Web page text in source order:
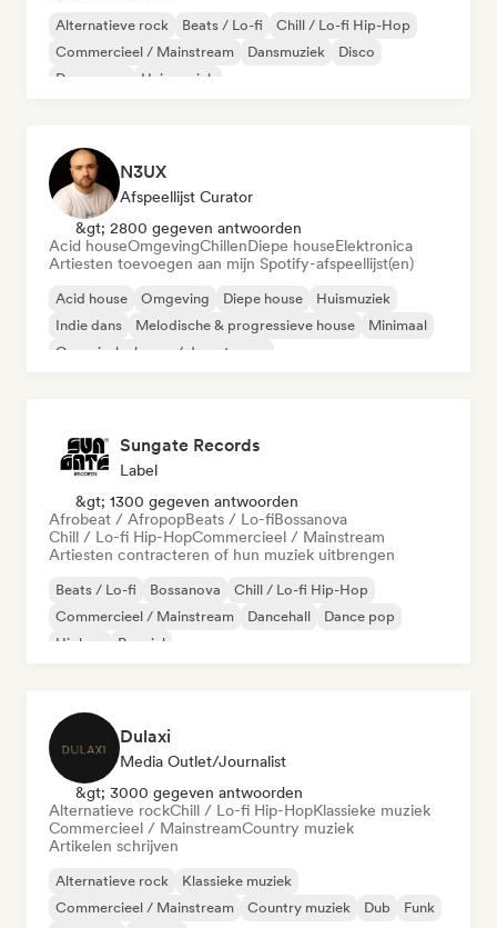
Alternatieve rock Beats / Lo-fi
Chill / Lo-fi Hip-Hop
Commercieel / Mainstream
Dansmuziek
Disco
Droompop
Huismuziek
N3UX
Afspeellijst Curator
&gt; 2800 gegeven antwoorden
Acid houseOmgevingChillenDiepe houseElektronica
Artiesten toevoegen aan mijn Spotify-afspeellijst(en)
Acid house Omgeving Diepe house
Huismuziek
Indie dans
Melodische & progressieve house
Minimaal
Organische house / downtempo
Sungate Records
Label
&gt; 1300 gegeven antwoorden
Afrobeat / AfropopBeats / Lo-fiBossanova
Chill / Lo-fi Hip-HopCommercieel / Mainstream
Artiesten contracteren of hun muziek uitbrengen
Beats / Lo-fi Bossanova
Chill / Lo-fi Hip-Hop
Commercieel / Mainstream
Dancehall
Dance pop
Hiphop
Popziel
Dulaxi
Media Outlet/Journalist
&gt; 3000 gegeven antwoorden
Alternatieve rockChill / Lo-fi Hip-HopKlassieke muziek
Commercieel / MainstreamCountry muziek
Artikelen schrijven
Alternatieve rock
Klassieke muziek
Commercieel / Mainstream
Country muziek Dub
Funk